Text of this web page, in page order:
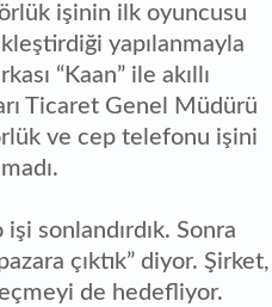
işinin ilk oyuncusu
yapılanmayla
“Kaan” ile akıllı
Ticaret Genel Müdürü
ve cep telefonu işini
sonlandırdık. Sonra
çıktık” diyor. Şirket,
de hedefliyor.